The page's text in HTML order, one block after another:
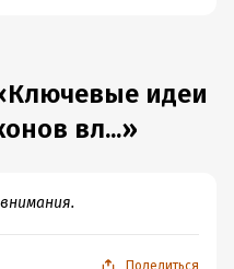
идеи
вл...»
Поделиться